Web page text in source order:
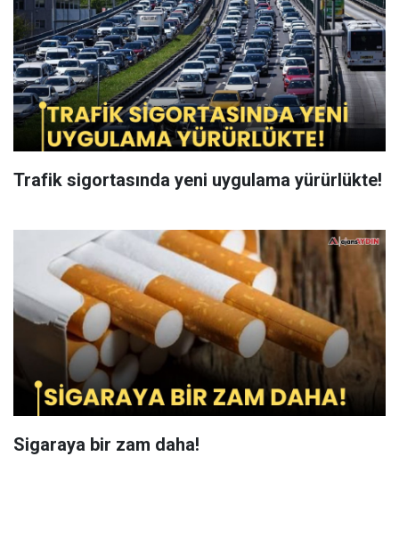
Trafik sigortasında yeni uygulama yürürlükte!
Sigaraya bir zam daha!